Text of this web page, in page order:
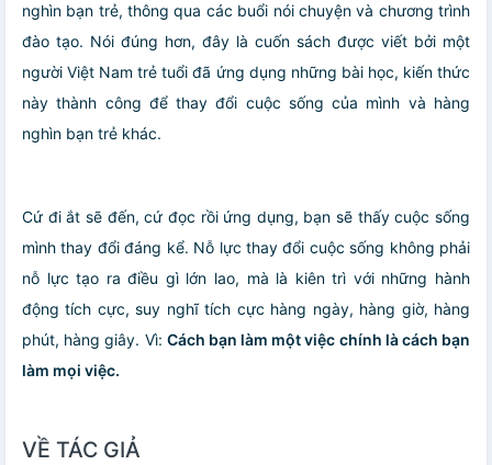
nghìn bạn trẻ, thông qua các buổi nói chuyện và chương trình
đào tạo. Nói đúng hơn, đây là cuốn sách được viết bởi một
người Việt Nam trẻ tuổi đã ứng dụng những bài học, kiến thức
này thành công để thay đổi cuộc sống của mình và hàng
nghìn bạn trẻ khác.
Cứ đi ắt sẽ đến, cứ đọc rồi ứng dụng, bạn sẽ thấy cuộc sống
mình thay đổi đáng kể. Nỗ lực thay đổi cuộc sống không phải
nỗ lực tạo ra điều gì lớn lao, mà là kiên trì với những hành
động tích cực, suy nghĩ tích cực hàng ngày, hàng giờ, hàng
phút, hàng giây. Vì: Cách bạn làm một việc chính là cách bạn
làm mọi việc.
VỀ TÁC GIẢ